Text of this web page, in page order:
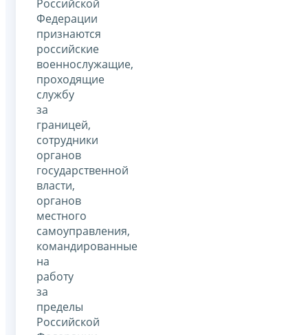
Российской
Федерации
признаются
российские
военнослужащие,
проходящие
службу
за
границей,
сотрудники
органов
государственной
власти,
органов
местного
самоуправления,
командированные
на
работу
за
пределы
Российской